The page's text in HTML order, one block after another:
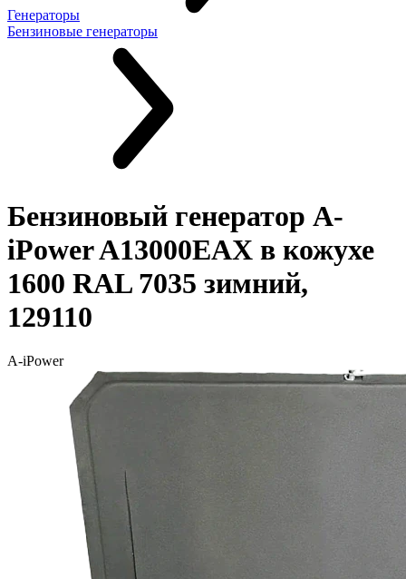
Генераторы
Бензиновые генераторы
Бензиновый генератор A-
iPower A13000EAX в кожухе
1600 RAL 7035 зимний,
129110
A-iPower